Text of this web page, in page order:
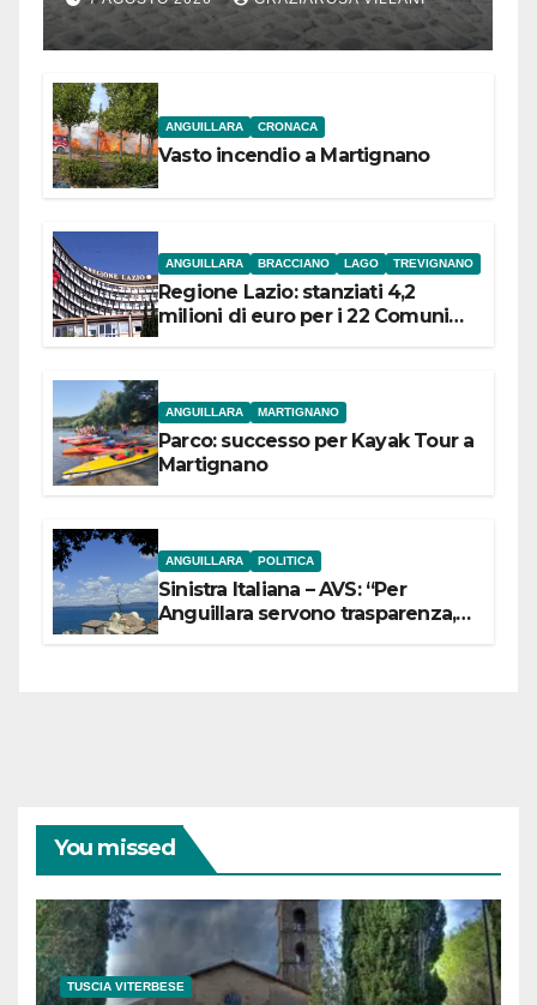
l’inaugurazione
ANGUILLARA CRONACA
Vasto incendio a Martignano
ANGUILLARA BRACCIANO LAGO TREVIGNANO
Regione Lazio: stanziati 4,2
milioni di euro per i 22 Comuni
ANGUILLARA MARTIGNANO
Parco: successo per Kayak Tour a
Martignano
ANGUILLARA POLITICA
Sinistra Italiana – AVS: “Per
Anguillara servono trasparenza,
You missed
TUSCIA VITERBESE